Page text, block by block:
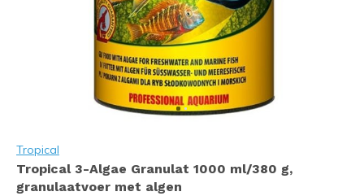
Tropical
Tropical 3-Algae Granulat 1000 ml/380 g,
granulaatvoer met algen